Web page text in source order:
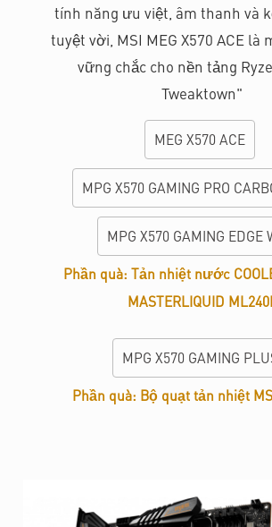
tính năng ưu việt, âm thanh và
tuyệt vời, MSI MEG X570 ACE là
vững chắc cho nền tảng
Tweaktown"
MEG X570 ACE
MPG X570 GAMING PRO
MPG X570 GAMING EDGE
Phần quà: Tản nhiệt nước
MASTERLIQUID
MPG X570 GAMING
Phần quà: Bộ quạt tản nhiệt